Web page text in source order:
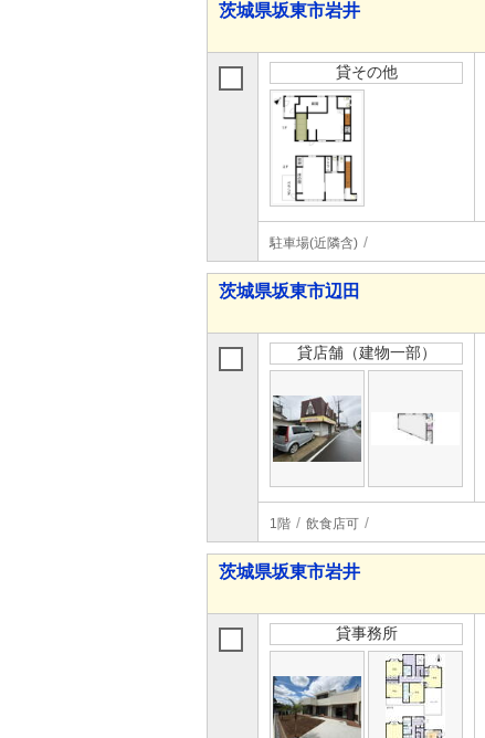
茨城県坂東市岩井
貸その他
駐車場(近隣含)
茨城県坂東市辺田
貸店舗（建物一部）
1階 飲食店可
茨城県坂東市岩井
貸事務所